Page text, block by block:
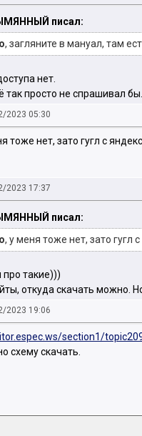
писал:
, загляните в мануал, там
нет.
так просто не спрашивал бы.
2023 05:30
тоже нет, зато гугл с
2023 17:37
писал:
, у меня тоже нет, зато гугл
такие)))
откуда скачать можно.
2023 19:06
section1/
схему скачать.